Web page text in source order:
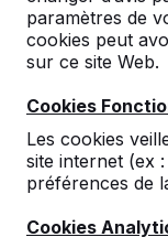
paramètres de
cookies peut
sur ce site Web.
Cookies
Les cookies
site internet (ex
préférences de
Cookies
Le site tout
rigoureux et
Les échanges